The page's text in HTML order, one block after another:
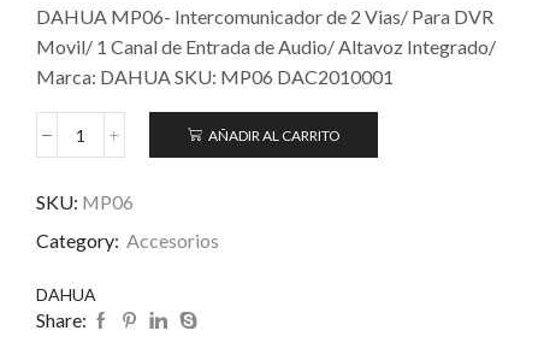
DAHUA MP06- Intercomunicador de 2 Vias/ Para DVR
Movil/ 1 Canal de Entrada de Audio/ Altavoz Integrado/
Marca: DAHUA SKU: MP06 DAC2010001
AÑADIR AL CARRITO
SKU: MP06
Category: Accesorios
DAHUA
Share: